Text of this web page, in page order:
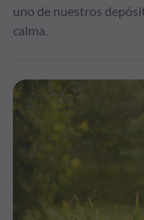
uno de nuestros
calma.